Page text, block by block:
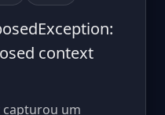
context
um